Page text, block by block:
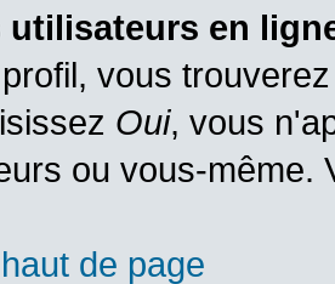
utilisateurs en
vous
Oui, vous
ou vous-même.
de page